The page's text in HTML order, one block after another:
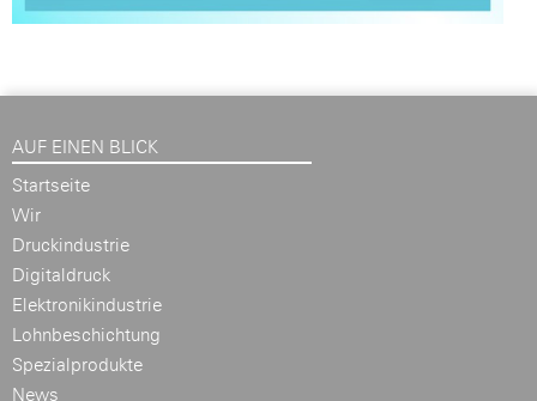
AUF EINEN BLICK
Startseite
Wir
Druckindustrie
Digitaldruck
Elektronikindustrie
Lohnbeschichtung
Spezialprodukte
News